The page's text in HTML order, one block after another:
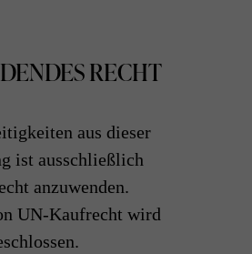
RECHT
aus dieser
ist ausschließlich
anzuwenden.
UN-Kaufrecht wird